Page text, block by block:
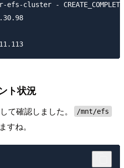
cluster - CREATE_COMPLETE
ト状況
て確認しました。 /mnt/efs
すね。